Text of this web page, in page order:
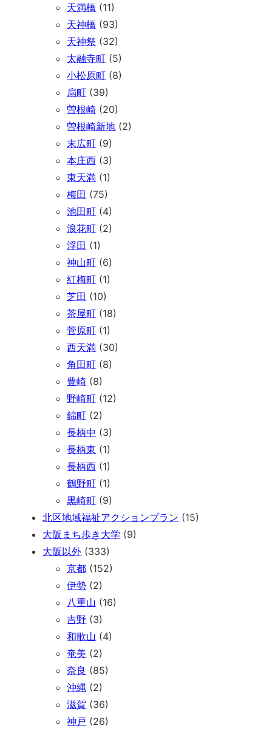
天満橋 (11)
天神橋 (93)
天神祭 (32)
太融寺町 (5)
小松原町 (8)
扇町 (39)
曽根崎 (20)
曽根崎新地 (2)
末広町 (9)
本庄西 (3)
東天満 (1)
梅田 (75)
池田町 (4)
浪花町 (2)
浮田 (1)
神山町 (6)
紅梅町 (1)
芝田 (10)
茶屋町 (18)
菅原町 (1)
西天満 (30)
角田町 (8)
豊崎 (8)
野崎町 (12)
錦町 (2)
長柄中 (3)
長柄東 (1)
長柄西 (1)
鶴野町 (1)
黒崎町 (9)
北区地域福祉アクションプラン (15)
大阪まち歩き大学 (9)
大阪以外 (333)
京都 (152)
伊勢 (2)
八重山 (16)
吉野 (3)
和歌山 (4)
奄美 (2)
奈良 (85)
沖縄 (2)
滋賀 (36)
神戸 (26)